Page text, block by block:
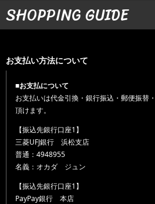
SHOPPING GUIDE
お支払い方法について
■お支払について
お支払いは代金引換・銀行振込・郵便振替
頂けます。
【振込先銀行口座1】
三菱UFJ銀行 浜松支店
普通：4948955
名義：オカダ ジュン
【振込先銀行口座1】
PayPay銀行 本店